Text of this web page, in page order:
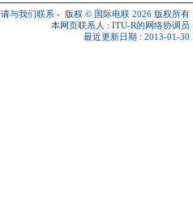
请与我们联系 - 版权 © 国际电联 2026 版权所有
本网页联系人 : ITU-R的网络协调员
最近更新日期 : 2013-01-30